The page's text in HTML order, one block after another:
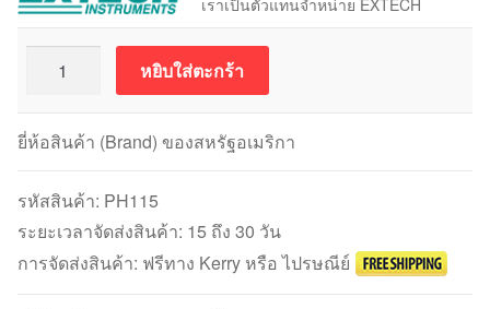
เราเป็นตัวแทนจำหน่าย EXTECH
Electrode
พี
เอ
ชอิ
เล็ก
รด
หยิบใส่ตะกร้า
ยี่ห้อสินค้า (Brand) ของสหรัฐอเมริกา
รหัสสินค้า: PH115
ระยะเวลาจัดส่งสินค้า: 15 ถึง 30 วัน
การจัดส่งสินค้า: ฟรีทาง Kerry หรือ ไปรษณีย์